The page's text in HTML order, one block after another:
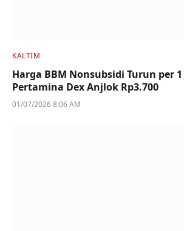
KALTIM
Harga BBM Nonsubsidi Turun per 1
Pertamina Dex Anjlok Rp3.700
01/07/2026 8:06 AM